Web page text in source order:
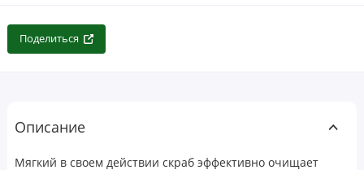
Поделиться
Описание
Мягкий в своем действии скраб эффективно очищает